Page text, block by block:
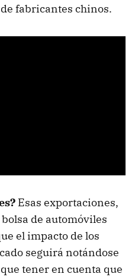
fabricantes chinos.
Esas exportaciones,
de automóviles
el impacto de los
seguirá notándose
tener en cuenta que